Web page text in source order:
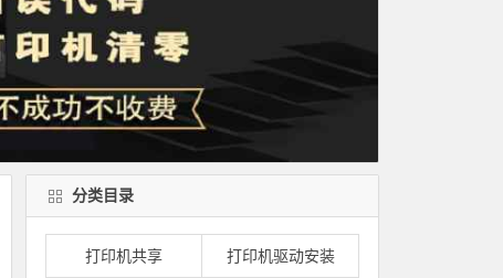
分类目录
打印机共享 打印机驱动安装